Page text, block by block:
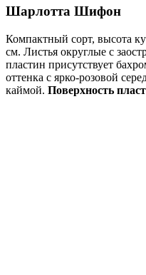
Шарлотта Шифон
Компактный сорт, высота
см. Листья округлые с
пластин присутствует
оттенка с ярко-розовой
каймой. Поверхность